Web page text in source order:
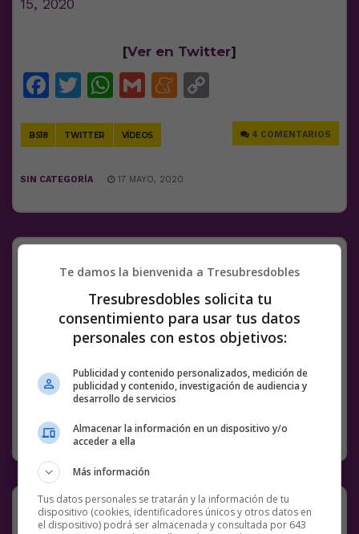
15, 2020
[Ver en Twitter]
Facebook
Twitter
WhatsApp
GmailMeneame
BS18 TWITTER VÍDEOS 4 COMENTARIOS
SIN CATEGORÍA 17 MAYO, 2020
haslaisfeed
Facebook
Twitter
WhatsApp
Gmail
Meneame
Copy
BS18 CASTELLANO ESPAÑOL TWITTER
1 COMENTARIO
SIN CATEGORÍA 17 MAYO, 2020
San Buenaventura Ciudad de México
Te damos la bienvenida a Tresubresdobles
Tresubresdobles solicita tu
consentimiento para usar tus datos
personales con estos objetivos:
Publicidad y contenido personalizados, medición de
publicidad y contenido, investigación de audiencia y
desarrollo de servicios
Almacenar la información en un dispositivo y/o
acceder a ella
Más información
Tus datos personales se tratarán y la información de tu
dispositivo (cookies, identificadores únicos y otros datos en
el dispositivo) podrá ser almacenada y consultada por 643